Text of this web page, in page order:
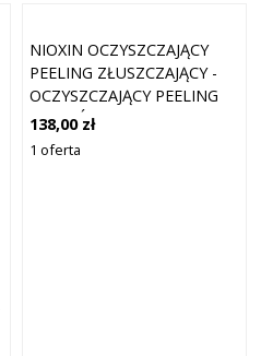
NIOXIN OCZYSZCZAJĄCY
PEELING ZŁUSZCZAJĄCY -
OCZYSZCZAJĄCY PEELING
DO SKÓRY GŁOWY - 50ML
138,00 zł
1 oferta